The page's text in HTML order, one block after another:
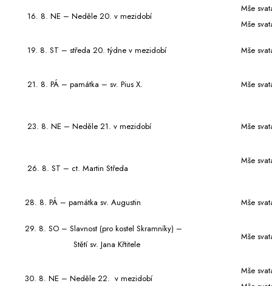
16. 8. NE – Neděle 20. v mezidobí
Mše
Mše
19. 8. ST – středa 20. týdne v mezidobí Mše
21. 8. PÁ – památka – sv. Pius X. Mše
23. 8. NE – Neděle 21. v mezidobí Mše
26. 8. ST – ct. Martin Středa
Mše
28. 8. PÁ – památka sv. Augustin Mše
29. 8. SO – Slavnost (pro kostel Skramníky) –
Stětí sv. Jana Křtitele
Mše
30. 8. NE – Neděle 22. v mezidobí
Mše